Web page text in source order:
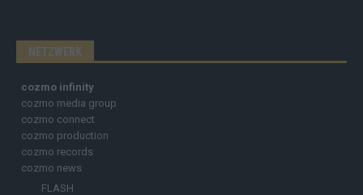
NETZWERK
cozmo infinity
cozmo media group
cozmo connect
cozmo production
cozmo records
cozmo news
FLASH